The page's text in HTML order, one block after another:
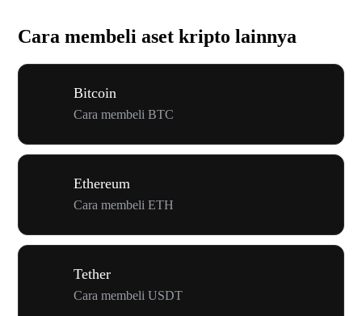
Cara membeli aset kripto lainnya
Bitcoin
Cara membeli BTC
Ethereum
Cara membeli ETH
Tether
Cara membeli USDT